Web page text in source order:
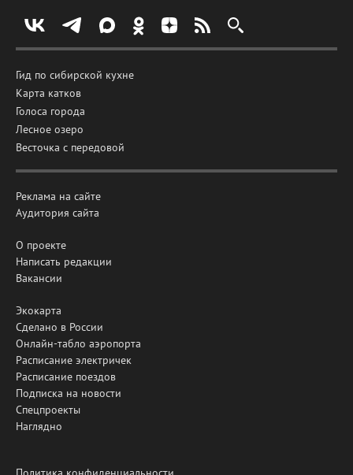
Гид по сибирской кухне
Карта катков
Голоса города
Лесное озеро
Весточка с передовой
Реклама на сайте
Аудитория сайта
О проекте
Написать редакции
Вакансии
Экокарта
Сделано в России
Онлайн-табло аэропорта
Расписание электричек
Расписание поездов
Подписка на новости
Спецпроекты
Наглядно